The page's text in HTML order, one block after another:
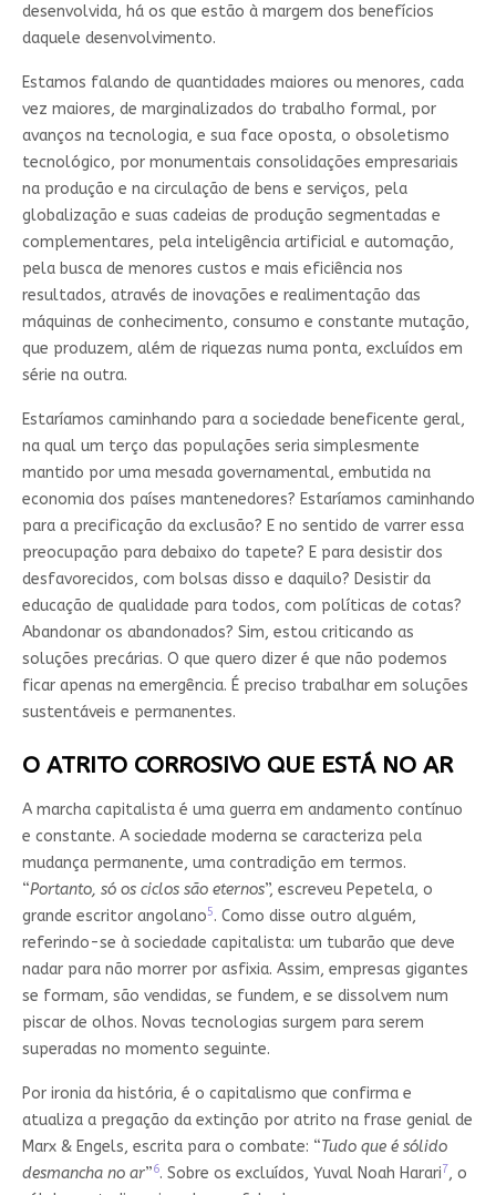
desenvolvida, há os que estão à margem dos benefícios
daquele desenvolvimento.
Estamos falando de quantidades maiores ou menores, cada
vez maiores, de marginalizados do trabalho formal, por
avanços na tecnologia, e sua face oposta, o obsoletismo
tecnológico, por monumentais consolidações empresariais
na produção e na circulação de bens e serviços, pela
globalização e suas cadeias de produção segmentadas e
complementares, pela inteligência artificial e automação,
pela busca de menores custos e mais eficiência nos
resultados, através de inovações e realimentação das
máquinas de conhecimento, consumo e constante mutação,
que produzem, além de riquezas numa ponta, excluídos em
série na outra.
Estaríamos caminhando para a sociedade beneficente geral,
na qual um terço das populações seria simplesmente
mantido por uma mesada governamental, embutida na
economia dos países mantenedores? Estaríamos caminhando
para a precificação da exclusão? E no sentido de varrer essa
preocupação para debaixo do tapete? E para desistir dos
desfavorecidos, com bolsas disso e daquilo? Desistir da
educação de qualidade para todos, com políticas de cotas?
Abandonar os abandonados? Sim, estou criticando as
soluções precárias. O que quero dizer é que não podemos
ficar apenas na emergência. É preciso trabalhar em soluções
sustentáveis e permanentes.
O ATRITO CORROSIVO QUE ESTÁ NO AR
A marcha capitalista é uma guerra em andamento contínuo
e constante. A sociedade moderna se caracteriza pela
mudança permanente, uma contradição em termos.
“Portanto, só os ciclos são eternos”, escreveu Pepetela, o
grande escritor angolano5. Como disse outro alguém,
referindo-se à sociedade capitalista: um tubarão que deve
nadar para não morrer por asfixia. Assim, empresas gigantes
se formam, são vendidas, se fundem, e se dissolvem num
piscar de olhos. Novas tecnologias surgem para serem
superadas no momento seguinte.
Por ironia da história, é o capitalismo que confirma e
atualiza a pregação da extinção por atrito na frase genial de
Marx & Engels, escrita para o combate: “Tudo que é sólido
desmancha no ar”6. Sobre os excluídos, Yuval Noah Harari7, o